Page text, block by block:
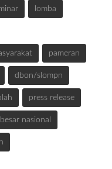
lomba
pameran
dbon/slompn
press release
nasional